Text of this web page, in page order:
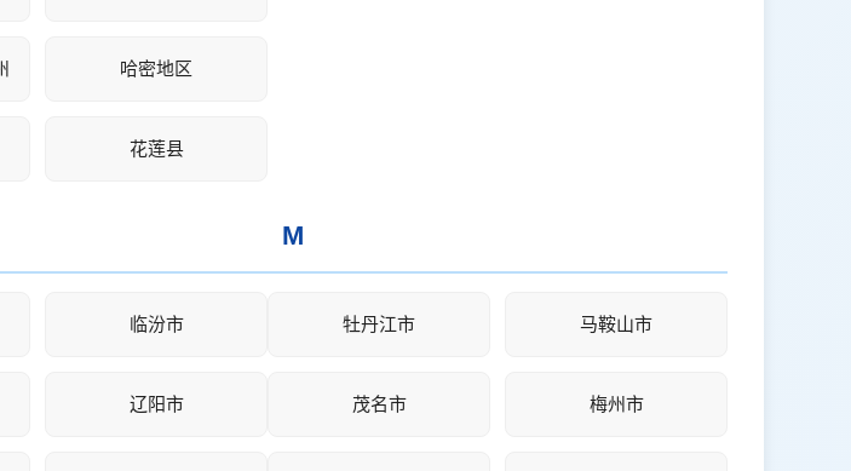
哈密地区
花莲县
临汾市
辽阳市
M
牡丹江市 马鞍山市
茂名市 梅州市